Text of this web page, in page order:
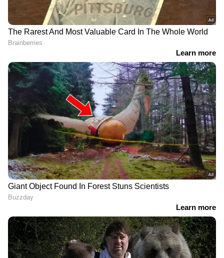
(ആത്മഹത്യ ഒന്നിനും പരിഹാരമല്ല.
അതിജീവിക്കാന്‍ ശ്രമിക്കുക.
മാനസികാരോഗ്യ വിദഗ്ധരുടെ സഹായം
തേടുക. അത്തരം ചിന്തകളുള്ളപ്പോള്‍ 'ദിശ'
ഹെല്‍പ് ലൈനില്‍ വിളിക്കുക. ടോള്‍ ഫ്രീ
നമ്പര്‍: 1056, 0471 255 2056.
'ആത്മ സുഹൃത്തുക്കള്‍, വിട ചൊല്ലിയതും
ഒരുമിച്ച്'; ഹൃദയസ്പര്‍ശിയായ കുറിപ്പുമായി
RECOMMENDED STORIES